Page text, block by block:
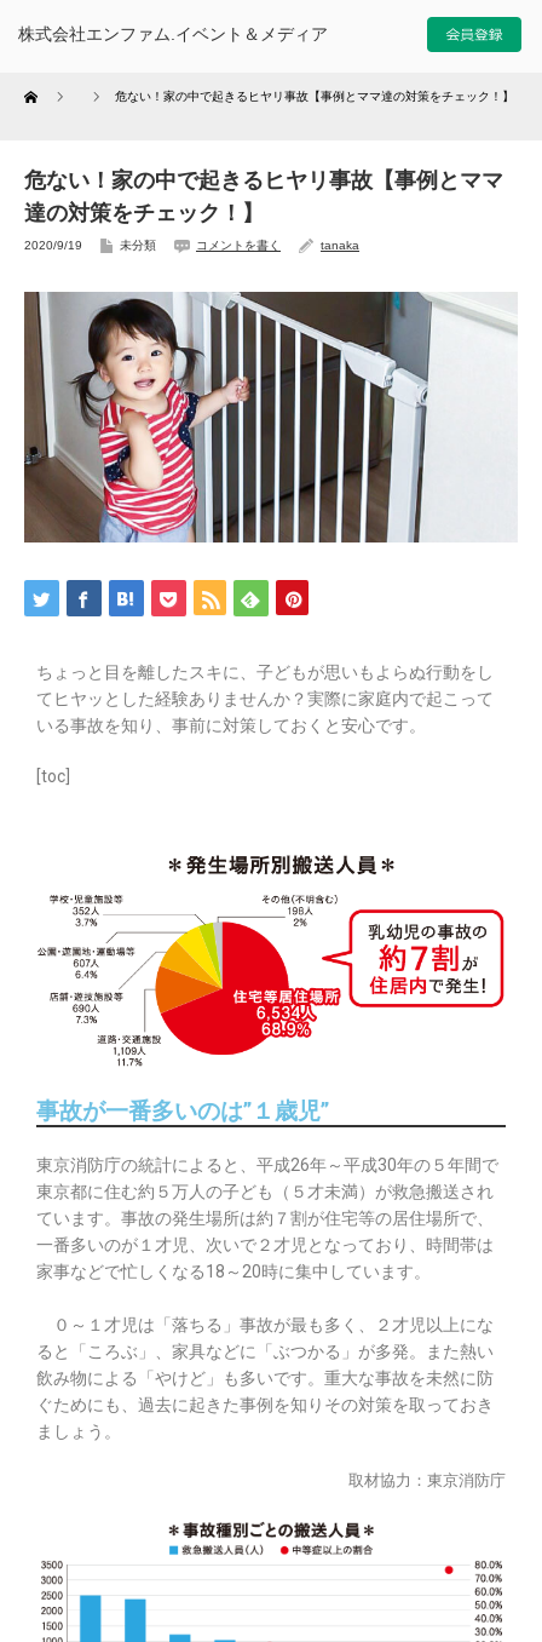
株式会社エンファム.イベント＆メディア
Home 危ない！家の中で起きるヒヤリ事故【事例とママ達の対策をチェック！】
危ない！家の中で起きるヒヤリ事故【事例とママ
達の対策をチェック！】
2020/9/19 未分類 コメントを書く tanaka
ちょっと目を離したスキに、子どもが思いもよらぬ行動をし
てヒヤッとした経験ありませんか？実際に家庭内で起こって
いる事故を知り、事前に対策しておくと安心です。
[toc]
事故が一番多いのは”１歳児”
東京消防庁の統計によると、平成26年～平成30年の５年間で
東京都に住む約５万人の子ども（５才未満）が救急搬送され
ています。事故の発生場所は約７割が住宅等の居住場所で、
一番多いのが１才児、次いで２才児となっており、時間帯は
家事などで忙しくなる18～20時に集中しています。
０～１才児は「落ちる」事故が最も多く、２才児以上にな
ると「ころぶ」、家具などに「ぶつかる」が多発。また熱い
飲み物による「やけど」も多いです。重大な事故を未然に防
ぐためにも、過去に起きた事例を知りその対策を取っておき
ましょう。
取材協力：東京消防庁